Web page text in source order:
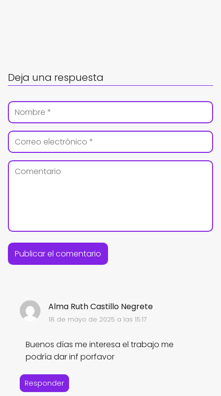
Alma Ruth Castillo Negrete
18 de mayo de 2025 a las 15:17
Buenos días me interesa el trabajo me
podría dar inf porfavor
Responder
Deja una respuesta